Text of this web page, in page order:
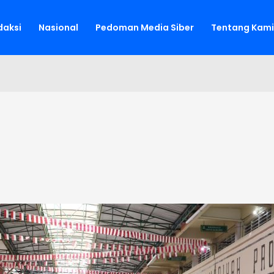
Nasional Pedoman Media Siber Tentang Kami